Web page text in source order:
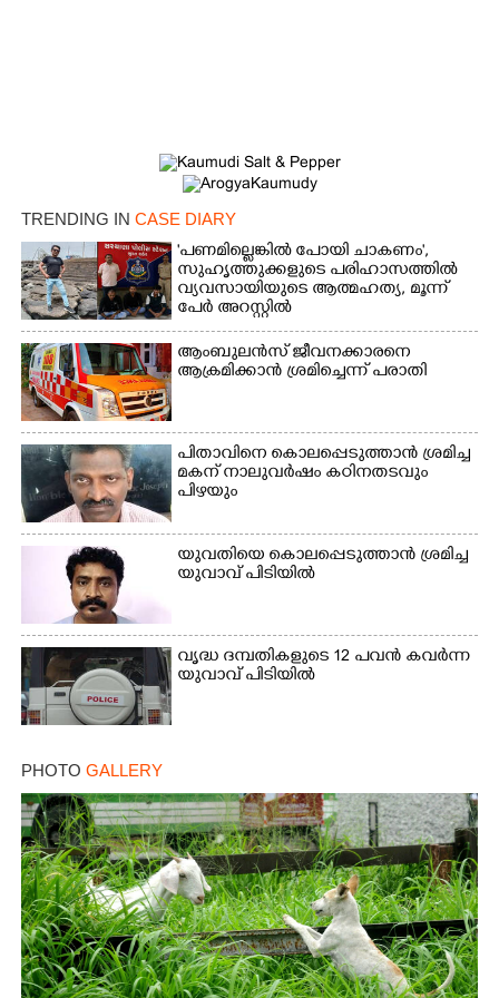
TRENDING IN CASE DIARY
'പണമില്ലെങ്കിൽ പോയി ചാകണം',
സുഹൃത്തുക്കളുടെ പരിഹാസത്തിൽ
വ്യവസായിയുടെ ആത്മഹത്യ, മൂന്ന്
പേർ അറസ്റ്റിൽ
ആംബുലൻസ് ജീവനക്കാരനെ
ആക്രമിക്കാൻ ശ്രമിച്ചെന്ന് പരാതി
പിതാവിനെ കൊലപ്പെടുത്താൻ ശ്രമിച്ച
മകന് നാലുവർഷം കഠിനതടവും
പിഴയും
യുവതിയെ കൊലപ്പെടുത്താൻ ശ്രമിച്ച
യുവാവ് പിടിയിൽ
വൃദ്ധ ദമ്പതികളുടെ 12 പവൻ കവർന്ന
യുവാവ് പിടിയിൽ
PHOTO GALLERY